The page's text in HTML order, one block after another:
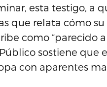
esta testigo, a
que relata cómo
como “parecido
sostiene que
con aparentes